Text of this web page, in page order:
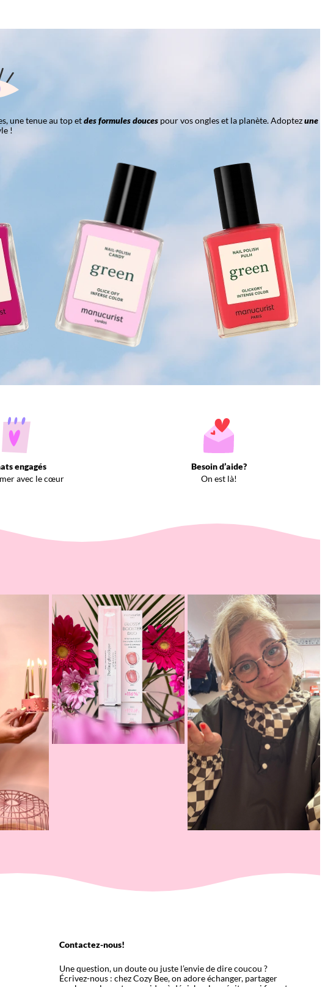
une tenue au top etdes formules doucespour vos ongles et la planète. Adoptezune
!
engagés
avec le cœur
Besoin d’aide?
On est là!
Contactez-nous!
Une question, un doute ou juste l’envie de dire coucou ?
Écrivez-nous : chez Cozy Bee, on adore échanger, partager